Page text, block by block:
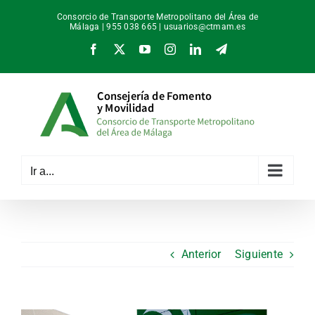
Consorcio de Transporte Metropolitano del Área de
Málaga | 955 038 665 | usuarios@ctmam.es
Facebook
X YouTubeInstagramLinkedInTelegram
Ir a...
Anterior Siguiente